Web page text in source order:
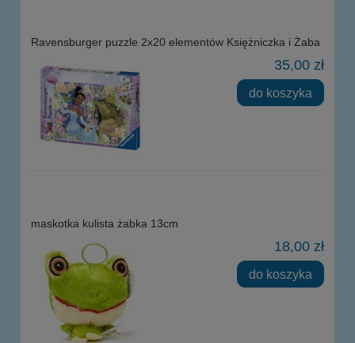
Ravensburger puzzle 2x20 elementów Księżniczka i Żaba
35,00 zł
do koszyka
maskotka kulista żabka 13cm
18,00 zł
do koszyka